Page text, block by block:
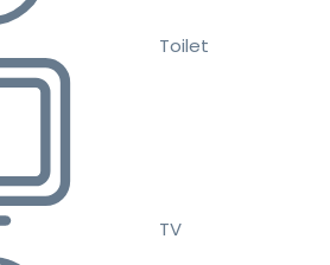
Toilet
TV